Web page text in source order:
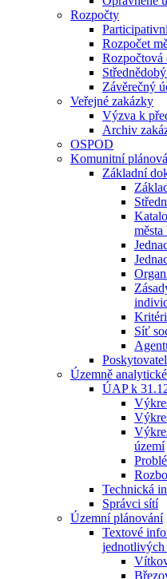
Rozpočty
Rozpočet
Rozpočtová
Závěrečný
Veřejné zakázky
Výzva k
Archiv
OSPOD
Komunitní
Základní
Síť
Územně
ÚAP k
území
Technická
Správci sítí
Územní plánování
Textové
jednotlivých